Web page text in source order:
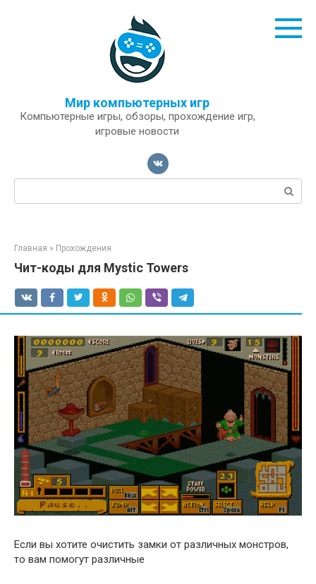
Мир компьютерных игр
Компьютерные игры, обзоры, прохождение игр,
игровые новости
Поиск:
Главная » Прохождения
Чит-коды для Mystic Towers
Если вы хотите очистить замки от различных монстров,
то вам помогут различные